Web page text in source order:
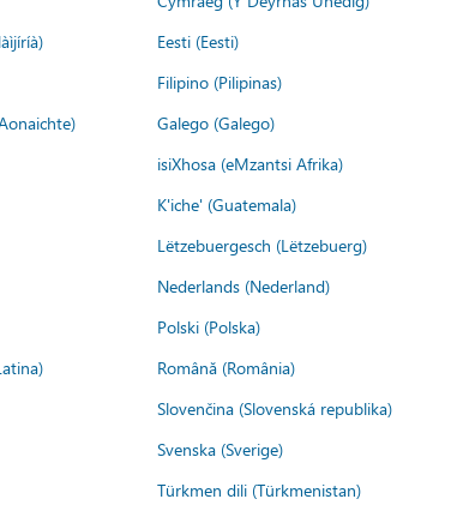
Eesti (Eesti)
Filipino (Pilipinas)
Galego (Galego)
isiXhosa (eMzantsi Afrika)
K'iche' (Guatemala)
Lëtzebuergesch (Lëtzebuerg)
Nederlands (Nederland)
Polski (Polska)
Română (România)
Slovenčina (Slovenská republika)
Svenska (Sverige)
Türkmen dili (Türkmenistan)